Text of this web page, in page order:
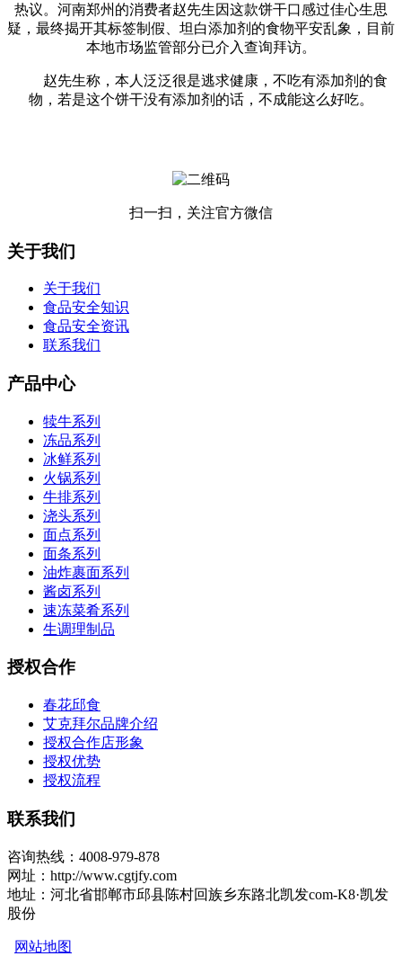
热议。河南郑州的消费者赵先生因这款饼干口感过佳心生思
疑，最终揭开其标签制假、坦白添加剂的食物平安乱象，目前
本地市场监管部分已介入查询拜访。
赵先生称，本人泛泛很是逃求健康，不吃有添加剂的食
物，若是这个饼干没有添加剂的话，不成能这么好吃。
扫一扫，关注官方微信
关于我们
关于我们
食品安全知识
食品安全资讯
联系我们
产品中心
犊牛系列
冻品系列
冰鲜系列
火锅系列
牛排系列
浇头系列
面点系列
面条系列
油炸裹面系列
酱卤系列
速冻菜肴系列
生调理制品
授权合作
春花邱食
艾克拜尔品牌介绍
授权合作店形象
授权优势
授权流程
联系我们
咨询热线：4008-979-878
网址：http://www.cgtjfy.com
地址：河北省邯郸市邱县陈村回族乡东路北凯发com-K8·凯发
股份
网站地图